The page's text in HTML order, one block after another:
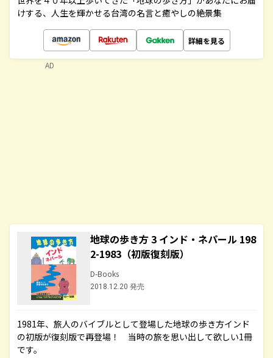
けする、人生を輝かせる台湾の名言と癒やしの絶景集
詳細を見る
地球の歩き方 3 インド・ネパール 198
2-1983（初版復刻版）
D-Books
2018.12.20 発売
1981年、旅人のバイブルとして登場した地球の歩き方インド
の初版が復刻版で再登場！ 当時の旅を思い出して欲しい1冊
です。
AD